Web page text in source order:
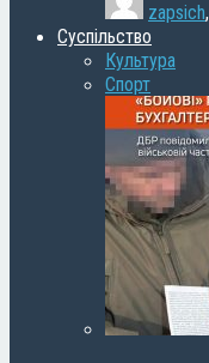
zapsich,
Суспільство
Культура
Спорт